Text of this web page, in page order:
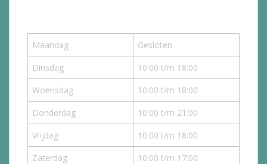
Maandag
Gesloten
Dinsdag
10:00 t/m 18:00
Woensdag
10:00 t/m 18:00
Donderdag
10:00 t/m 21:00
Vrijdag
10:00 t/m 18:00
Zaterdag
10:00 t/m 17:00